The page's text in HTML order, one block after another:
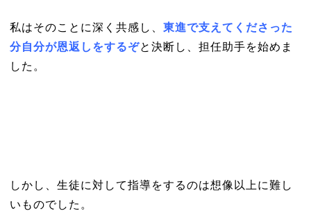
私はそのことに深く共感し、 東進で支えてくださった
分自分が恩返しをするぞと決断し、担任助手を始めま
した。
しかし、生徒に対して指導をするのは想像以上に難し
いものでした。